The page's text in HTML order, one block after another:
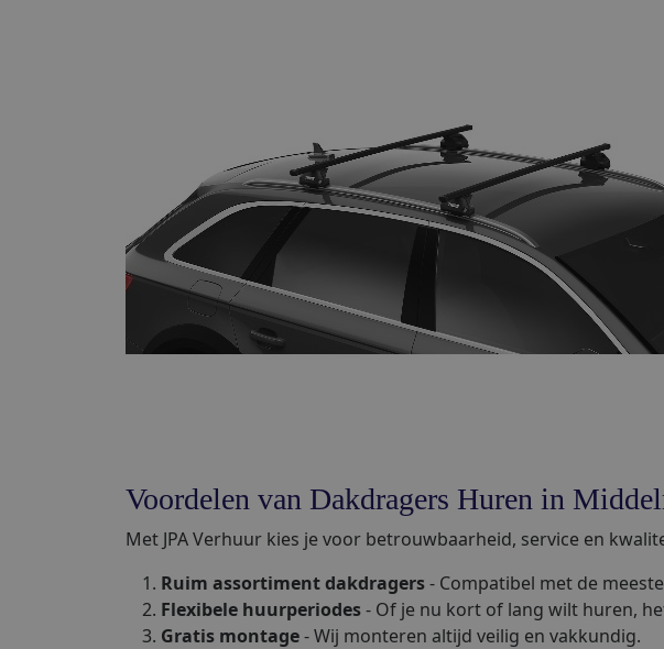
Voordelen van Dakdragers Huren in
Met JPA Verhuur kies je voor betrouwbaarheid, service en
Ruim assortiment dakdragers- Compatibel met de meeste
Flexibele huurperiodes- Of je nu kort of lang wilt huren,
Gratis montage- Wij monteren altijd veilig en vakkundig.